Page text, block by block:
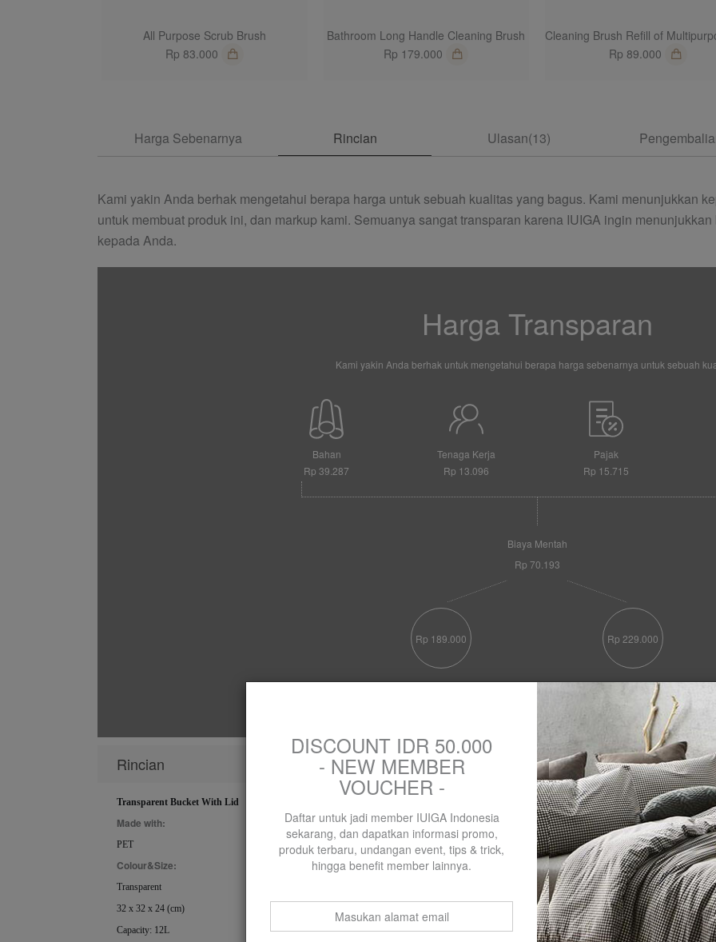
DISCOUNT IDR 50.000
- NEW MEMBER
VOUCHER -
Daftar untuk jadi member IUIGA Indonesia
sekarang, dan dapatkan informasi promo,
produk terbaru, undangan event, tips & trick,
hingga benefit member lainnya.
All Purpose Scrub Brush
Rp 83.000
Bathroom Long Handle Cleaning Brush
Rp 179.000
Rp 89.000
Harga Sebenarnya Rincian Ulasan(13)
Kami yakin Anda berhak mengetahui berapa harga untuk sebuah kualitas yang bagus. Kami menunjukkan
untuk membuat produk ini, dan markup kami. Semuanya sangat transparan karena IUIGA ingin
kepada Anda.
Harga Transparan
Kami yakin Anda berhak untuk mengetahui berapa harga sebenarnya untuk sebuah
Bahan
Rp 39.287
Tenaga Kerja
Rp 13.096
Pajak
Rp 15.715
Biaya Mentah
Rp 70.193
Rp 189.000
IUIGA
Rp 229.000
Retailer Lainnya
Rincian
Transparent Bucket With Lid
Made with:
PET
Colour&Size:
Transparent
32 x 32 x 24 (cm)
Capacity: 12L